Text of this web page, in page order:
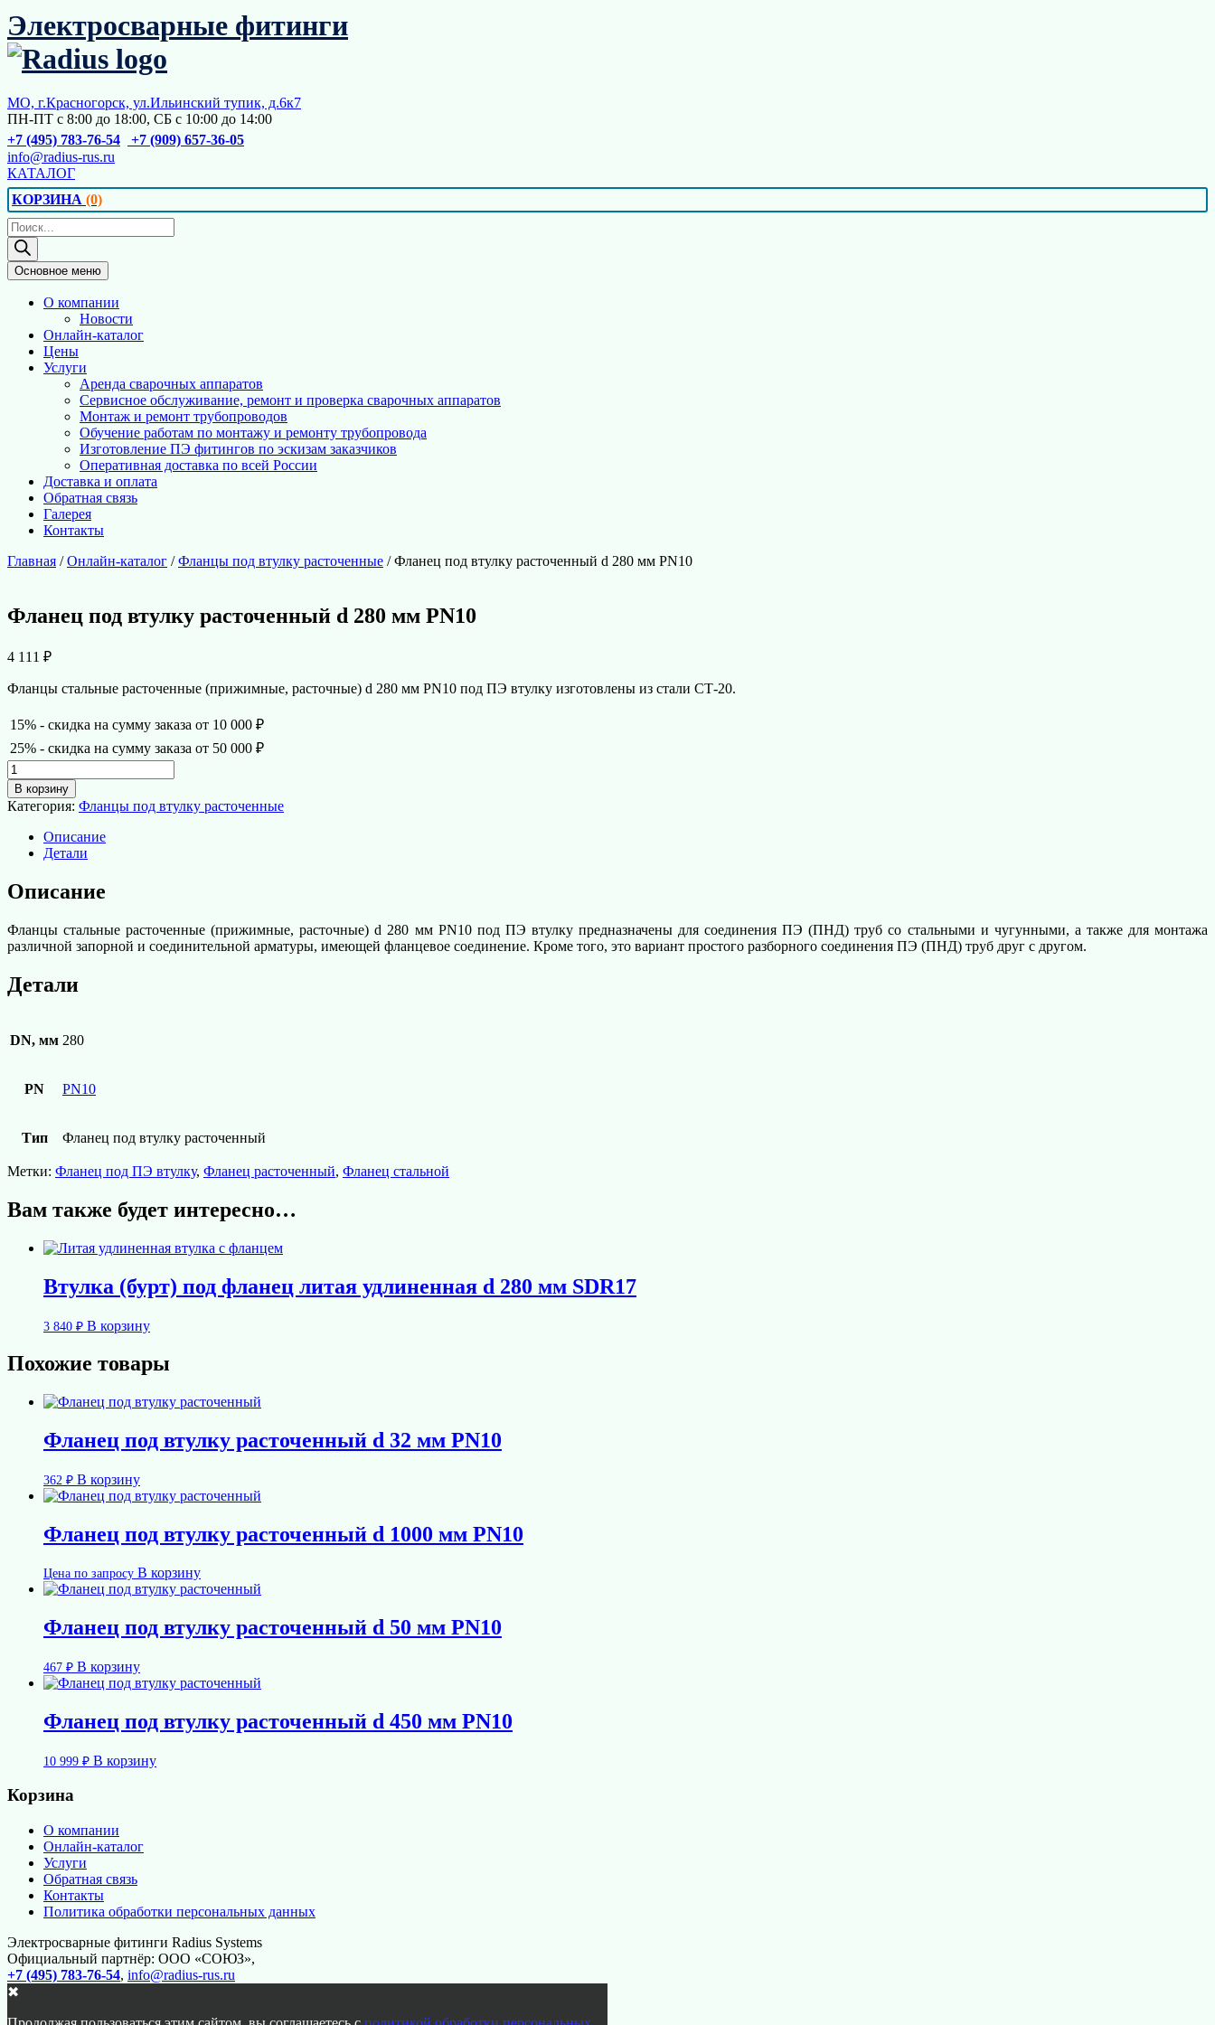
Перейти
к
содержимому
Электросварные фитинги
МО, г.Красногорск, ул.Ильинский тупик, д.6к7
ПН-ПТ с 8:00 до 18:00, СБ с 10:00 до 14:00
+7 (495) 783-76-54
+7 (909) 657-36-05
info@radius-rus.ru
КАТАЛОГ
КОРЗИНА (0)
Поиск
товаров
Основное меню
О компании
Новости
Онлайн-каталог
Цены
Услуги
Аренда сварочных аппаратов
Сервисное обслуживание, ремонт и проверка сварочных аппаратов
Монтаж и ремонт трубопроводов
Обучение работам по монтажу и ремонту трубопровода
Изготовление ПЭ фитингов по эскизам заказчиков
Оперативная доставка по всей России
Доставка и оплата
Обратная связь
Галерея
Контакты
Главная /Онлайн-каталог /Фланцы под втулку расточенные / Фланец под втулку расточенный d 280 мм PN10
Фланец под втулку расточенный d 280 мм PN10
4 111 ₽
Фланцы стальные расточенные (прижимные, расточные) d 280 мм PN10 под ПЭ втулку изготовлены из стали СТ-20.
15% - скидка на сумму заказа от 10 000 ₽
25% - скидка на сумму заказа от 50 000 ₽
Количество
товара
Фланец
под
втулку
расточенный
280
мм
В корзину
Категория: Фланцы под втулку расточенные
Описание
Детали
Описание
Фланцы стальные расточенные (прижимные, расточные) d 280 мм PN10 под ПЭ втулку предназначены для соединения ПЭ (ПНД) труб со стальными и чугунными, а также для монтажа
различной запорной и соединительной арматуры, имеющей фланцевое соединение. Кроме того, это вариант простого разборного соединения ПЭ (ПНД) труб друг с другом.
Детали
DN, мм 280
PN PN10
Тип Фланец под втулку расточенный
Метки: Фланец под ПЭ втулку, Фланец расточенный, Фланец стальной
Вам также будет интересно…
Втулка (бурт) под фланец литая удлиненная d 280 мм SDR17
3 840 ₽ В корзину
Похожие товары
Фланец под втулку расточенный d 32 мм PN10
362 ₽ В корзину
Фланец под втулку расточенный d 1000 мм PN10
Цена по запросу В корзину
Фланец под втулку расточенный d 50 мм PN10
467 ₽ В корзину
Фланец под втулку расточенный d 450 мм PN10
10 999 ₽ В корзину
Корзина
О компании
Онлайн-каталог
Услуги
Обратная связь
Контакты
Политика обработки персональных данных
Электросварные фитинги Radius Systems
Официальный партнёр: ООО «СОЮЗ»,
+7 (495) 783-76-54, info@radius-rus.ru
✖